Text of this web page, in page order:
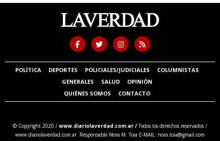
POLÍTICA DEPORTES POLICIALES/JUDICIALES
COLUMNISTAS
GENERALES
SALUD
OPINIÓN
QUIÉNES SOMOS
CONTACTO
© Copyright 2020 / www.diariolaverdad.com.ar /Todos los derechos reservados /
www.diariolaverdad.com.ar Responsable Nora M. Toia E-MAIL: nora.toia@gmail.com